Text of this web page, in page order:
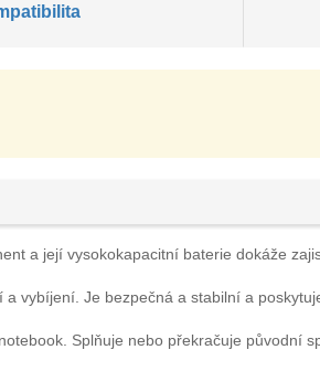
a její vysokokapacitní baterie dokáže
vybíjení. Je bezpečná a stabilní a
Splňuje nebo překračuje původní